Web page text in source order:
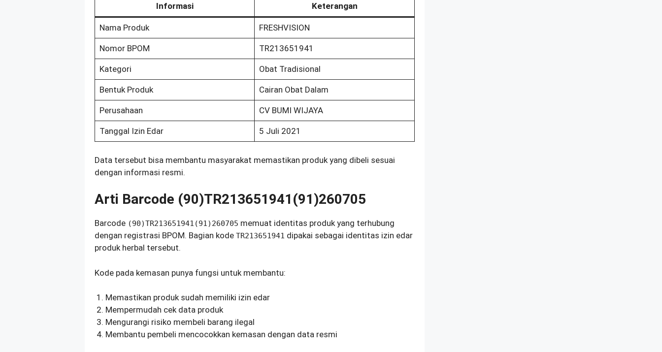
Informasi Keterangan
Nama Produk FRESHVISION
Nomor BPOM TR213651941
Kategori Obat Tradisional
Bentuk Produk Cairan Obat Dalam
Perusahaan CV BUMI WIJAYA
Tanggal Izin Edar 5 Juli 2021
Data tersebut bisa membantu masyarakat memastikan produk yang dibeli sesuai
dengan informasi resmi.
Arti Barcode (90)TR213651941(91)260705
Barcode (90)TR213651941(91)260705 memuat identitas produk yang terhubung
dengan registrasi BPOM. Bagian kode TR213651941 dipakai sebagai identitas izin edar
produk herbal tersebut.
Kode pada kemasan punya fungsi untuk membantu:
Memastikan produk sudah memiliki izin edar
Mempermudah cek data produk
Mengurangi risiko membeli barang ilegal
Membantu pembeli mencocokkan kemasan dengan data resmi